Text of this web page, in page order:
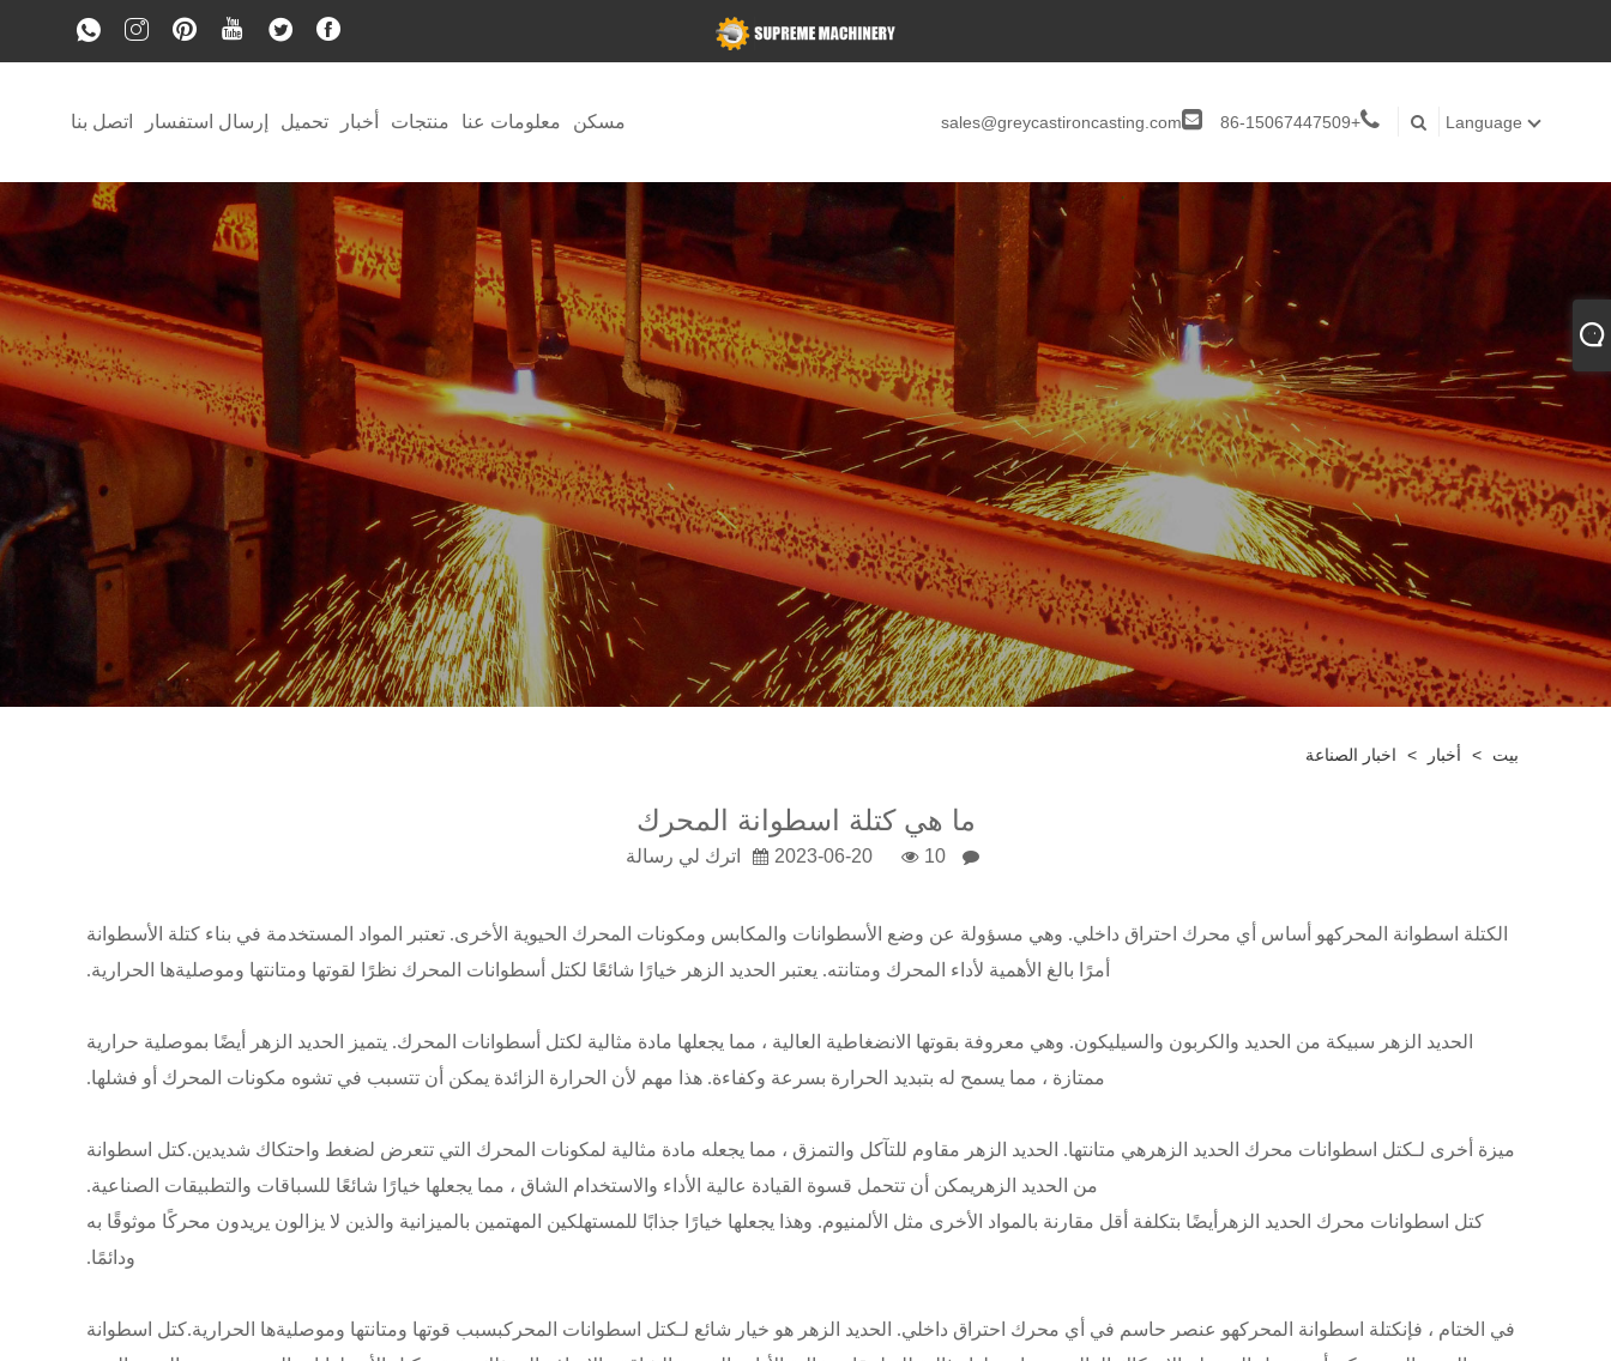
مسكن معلومات عنا منتجات أخبار تحميل إرسال استفسار اتصل بنا sales@greycastironcasting.com +86-15067447509 Language
بيت > أخبار > اخبار الصناعة
ما هي كتلة اسطوانة المحرك
2023-06-20 10 اترك لي رسالة
الكتلة اسطوانة المحركهو أساس أي محرك احتراق داخلي. وهي مسؤولة عن وضع الأسطوانات والمكابس ومكونات المحرك الحيوية الأخرى. تعتبر المواد المستخدمة في بناء كتلة الأسطوانة
أمرًا بالغ الأهمية لأداء المحرك ومتانته. يعتبر الحديد الزهر خيارًا شائعًا لكتل ​​أسطوانات المحرك نظرًا لقوتها ومتانتها وموصليةها الحرارية.
الحديد الزهر سبيكة من الحديد والكربون والسيليكون. وهي معروفة بقوتها الانضغاطية العالية ، مما يجعلها مادة مثالية لكتل ​​أسطوانات المحرك. يتميز الحديد الزهر أيضًا بموصلية حرارية
ممتازة ، مما يسمح له بتبديد الحرارة بسرعة وكفاءة. هذا مهم لأن الحرارة الزائدة يمكن أن تتسبب في تشوه مكونات المحرك أو فشلها.
ميزة أخرى لـكتل اسطوانات محرك الحديد الزهر هي متانتها. الحديد الزهر مقاوم للتآكل والتمزق ، مما يجعله مادة مثالية لمكونات المحرك التي تتعرض لضغط واحتكاك شديدين.كتل اسطوانة
من الحديد الزهر يمكن أن تتحمل قسوة القيادة عالية الأداء والاستخدام الشاق ، مما يجعلها خيارًا شائعًا للسباقات والتطبيقات الصناعية.
كتل اسطوانات محرك الحديد الزهر أيضًا بتكلفة أقل مقارنة بالمواد الأخرى مثل الألمنيوم. وهذا يجعلها خيارًا جذابًا للمستهلكين المهتمين بالميزانية والذين لا يزالون يريدون محركًا موثوقًا به
ودائمًا.
في الختام ، فإنكتلة اسطوانة المحركهو عنصر حاسم في أي محرك احتراق داخلي. الحديد الزهر هو خيار شائع لـكتل اسطوانات المحركبسبب قوتها ومتانتها وموصليةها الحرارية.كتل اسطوانة